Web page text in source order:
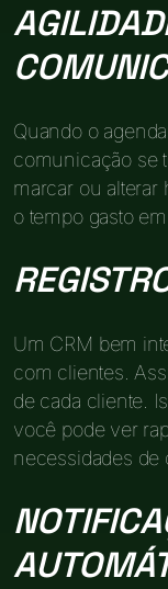
Quando o
comunicação se
marcar ou alterar
o tempo gasto
Um CRM bem
com clientes.
de cada cliente.
você pode ver
necessidades de